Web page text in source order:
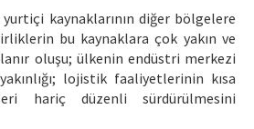
yurtiçi kaynaklarının diğer bölgelere
bu kaynaklara çok yakın ve
oluşu; ülkenin endüstri merkezi
lojistik faaliyetlerinin kısa
hariç düzenli sürdürülmesini